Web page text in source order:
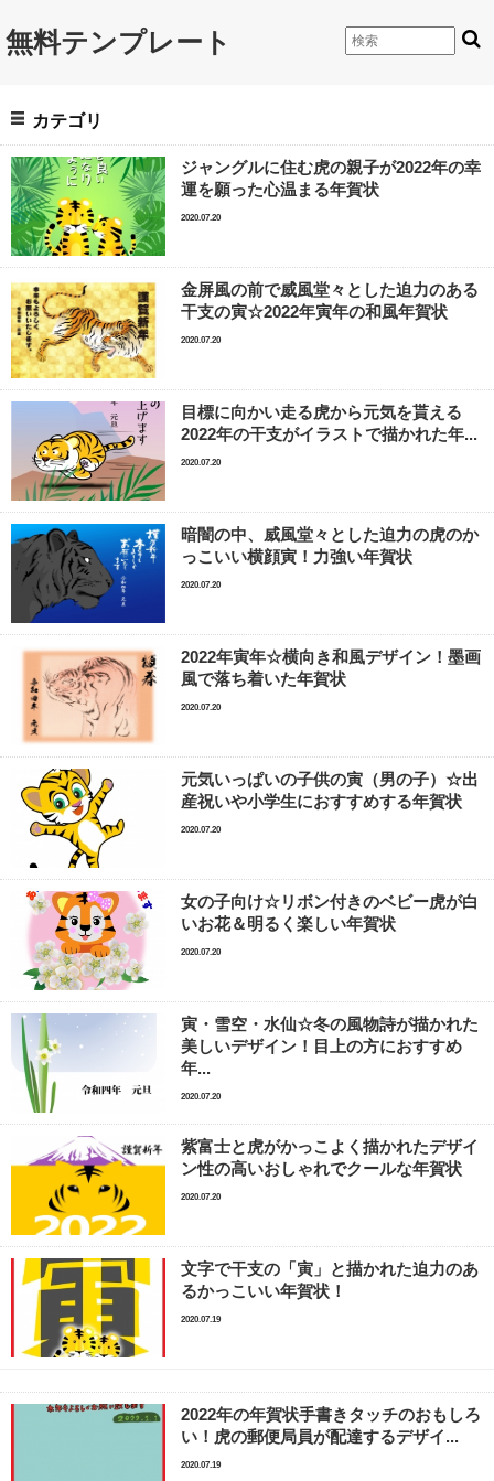
無料テンプレート
カテゴリ
ジャングルに住む虎の親子が2022年の幸
運を願った心温まる年賀状
2020.07.20
金屏風の前で威風堂々とした迫力のある
干支の寅☆2022年寅年の和風年賀状
2020.07.20
目標に向かい走る虎から元気を貰える
2022年の干支がイラストで描かれた年...
2020.07.20
暗闇の中、威風堂々とした迫力の虎のか
っこいい横顔寅！力強い年賀状
2020.07.20
2022年寅年☆横向き和風デザイン！墨画
風で落ち着いた年賀状
2020.07.20
元気いっぱいの子供の寅（男の子）☆出
産祝いや小学生におすすめする年賀状
2020.07.20
女の子向け☆リボン付きのベビー虎が白
いお花＆明るく楽しい年賀状
2020.07.20
寅・雪空・水仙☆冬の風物詩が描かれた
美しいデザイン！目上の方におすすめ
年...
2020.07.20
紫富士と虎がかっこよく描かれたデザイ
ン性の高いおしゃれでクールな年賀状
2020.07.20
文字で干支の「寅」と描かれた迫力のあ
るかっこいい年賀状！
2020.07.19
2022年の年賀状手書きタッチのおもしろ
い！虎の郵便局員が配達するデザイ...
2020.07.19